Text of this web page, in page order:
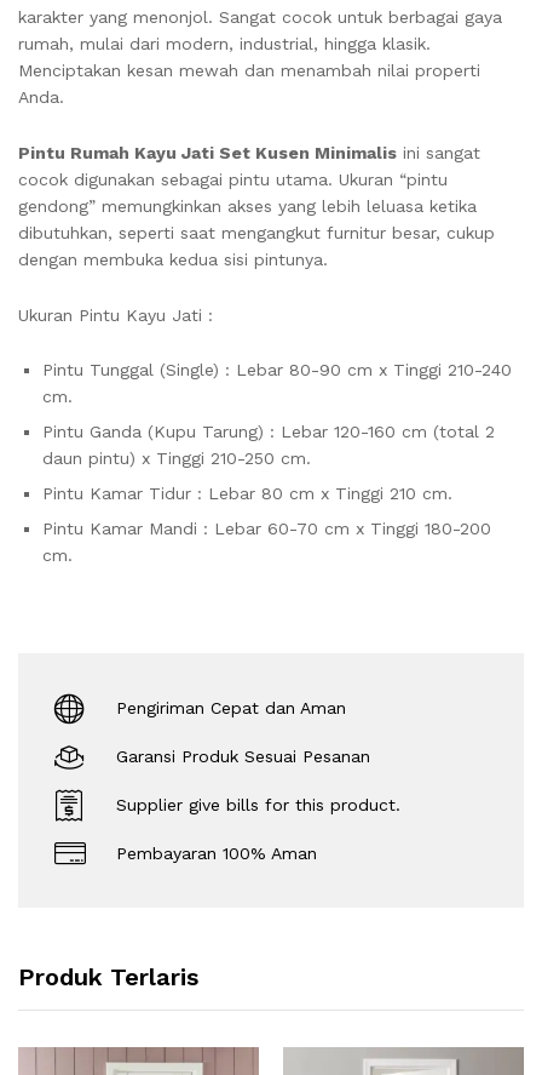
karakter yang menonjol. Sangat cocok untuk berbagai gaya
rumah, mulai dari modern, industrial, hingga klasik.
Menciptakan kesan mewah dan menambah nilai properti
Anda.
Pintu Rumah Kayu Jati Set Kusen Minimalis ini sangat
cocok digunakan sebagai pintu utama. Ukuran “pintu
gendong” memungkinkan akses yang lebih leluasa ketika
dibutuhkan, seperti saat mengangkut furnitur besar, cukup
dengan membuka kedua sisi pintunya.
Ukuran Pintu Kayu Jati :
Pintu Tunggal (Single) : Lebar 80-90 cm x Tinggi 210-240
cm.
Pintu Ganda (Kupu Tarung) : Lebar 120-160 cm (total 2
daun pintu) x Tinggi 210-250 cm.
Pintu Kamar Tidur : Lebar 80 cm x Tinggi 210 cm.
Pintu Kamar Mandi : Lebar 60-70 cm x Tinggi 180-200
cm.
Pengiriman Cepat dan Aman
Garansi Produk Sesuai Pesanan
Supplier give bills for this product.
Pembayaran 100% Aman
Produk Terlaris